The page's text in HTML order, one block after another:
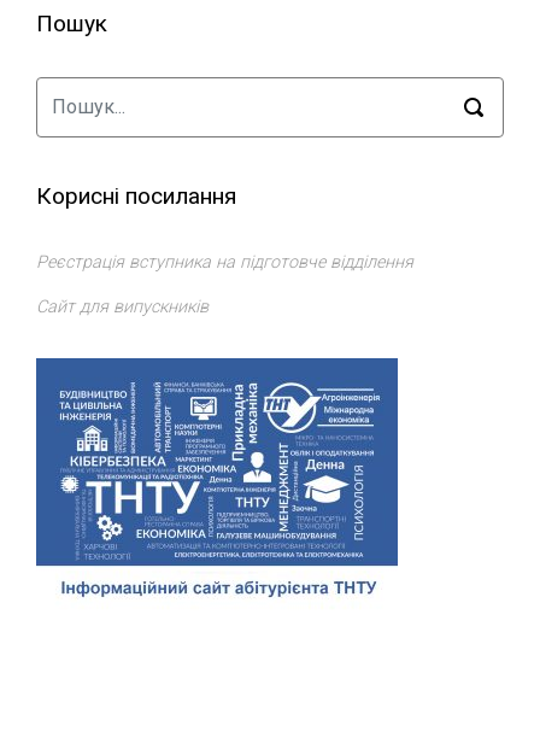
Пошук
Корисні посилання
Реєстрація вступника на підготовче відділення
Сайт для випускників
Відділ доуніверситетської підготовки, профорієнтації та